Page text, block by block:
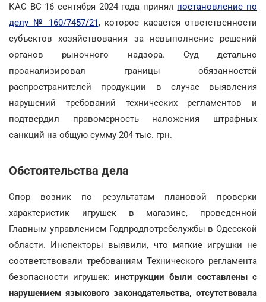
КАС ВС 16 сентября 2024 года принял постановление по
делу № 160/7457/21, которое касается ответственности
субъектов хозяйствования за невыполнение решений
органов рыночного надзора. Суд детально
проанализировал границы обязанностей
распространителей продукции в случае выявления
нарушений требований технических регламентов и
подтвердил правомерность наложения штрафных
санкций на общую сумму 204 тыс. грн.
Обстоятельства дела
Спор возник по результатам плановой проверки
характеристик игрушек в магазине, проведенной
Главным управлением Годпродпотребслужбы в Одесской
области. Инспекторы выявили, что мягкие игрушки не
соответствовали требованиям Технического регламента
безопасности игрушек: инструкции были составлены с
нарушением языкового законодательства, отсутствовала